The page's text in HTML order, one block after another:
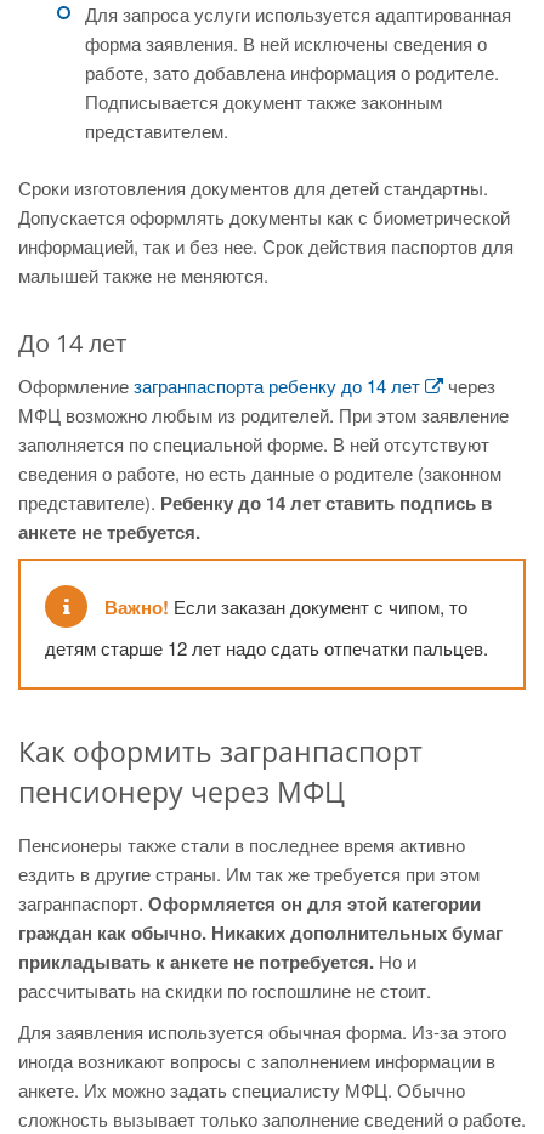
Для запроса услуги используется адаптированная
форма заявления. В ней исключены сведения о
работе, зато добавлена информация о родителе.
Подписывается документ также законным
представителем.
Сроки изготовления документов для детей стандартны.
Допускается оформлять документы как с биометрической
информацией, так и без нее. Срок действия паспортов для
малышей также не меняются.
До 14 лет
Оформлениезагранпаспорта ребенку до 14 лет
через
МФЦ возможно любым из родителей. При этом заявление
заполняется по специальной форме. В ней отсутствуют
сведения о работе, но есть данные о родителе (законном
представителе). Ребенку до 14 лет ставить подпись в
анкете не требуется.
Важно! Если заказан документ с чипом, то
детям старше 12 лет надо сдать отпечатки пальцев.
Как оформить загранпаспорт
пенсионеру через МФЦ
Пенсионеры также стали в последнее время активно
ездить в другие страны. Им так же требуется при этом
загранпаспорт. Оформляется он для этой категории
граждан как обычно. Никаких дополнительных бумаг
прикладывать к анкете не потребуется. Но и
рассчитывать на скидки по госпошлине не стоит.
Для заявления используется обычная форма. Из-за этого
иногда возникают вопросы с заполнением информации в
анкете. Их можно задать специалисту МФЦ. Обычно
сложность вызывает только заполнение сведений о работе.